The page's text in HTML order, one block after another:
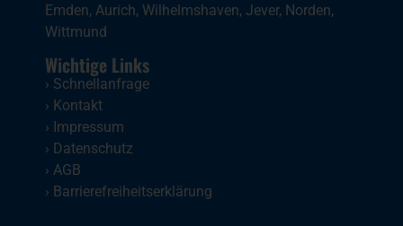
Emden, Aurich, Wilhelmshaven, Jever, Norden,
Wittmund
Wichtige Links
› Schnellanfrage
› Kontakt
› Impressum
› Datenschutz
› AGB
› Barrierefreiheitserklärung